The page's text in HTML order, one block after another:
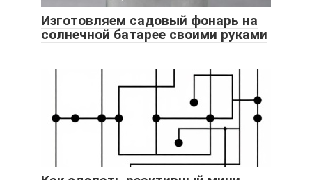
Изготовляем садовый фонарь на
солнечной батарее своими руками